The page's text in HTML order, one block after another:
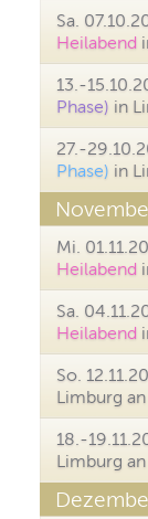
Sa.
Heilabend
13.-
Phase) in
27.-
Phase) in
Mi.
Heilabend
Sa.
Heilabend
So.
Limburg
18.-
Limburg